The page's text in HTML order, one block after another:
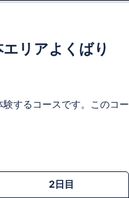
エリアよくばり
するコースです。このコー
2日目